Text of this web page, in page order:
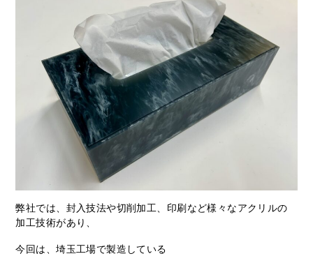
弊社では、封入技法や切削加工、印刷など様々なアクリルの
加工技術があり、
今回は、埼玉工場で製造している